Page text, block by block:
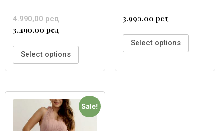
4.990,00рсд
3.490,00 рсд
Select options
3.990,00 рсд
Select options
Sale!